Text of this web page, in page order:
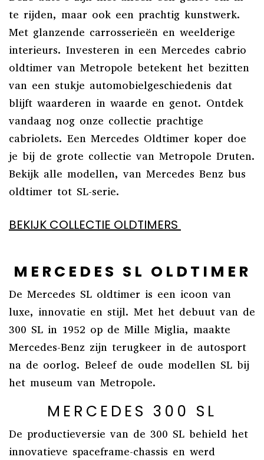
te rijden, maar ook een prachtig kunstwerk.
Met glanzende carrosserieën en weelderige
interieurs. Investeren in een Mercedes cabrio
oldtimer van Metropole betekent het bezitten
van een stukje automobielgeschiedenis dat
blijft waarderen in waarde en genot. Ontdek
vandaag nog onze collectie prachtige
cabriolets. Een Mercedes Oldtimer koper doe
je bij de grote collectie van Metropole Druten.
Bekijk alle modellen, van Mercedes Benz bus
oldtimer tot SL-serie.
BEKIJK COLLECTIE OLDTIMERS
MERCEDES SL OLDTIMER
De Mercedes SL oldtimer is een icoon van
luxe, innovatie en stijl. Met het debuut van de
300 SL in 1952 op de Mille Miglia, maakte
Mercedes-Benz zijn terugkeer in de autosport
na de oorlog. Beleef de oude modellen SL bij
het museum van Metropole.
MERCEDES 300 SL
De productieversie van de 300 SL behield het
innovatieve spaceframe-chassis en werd